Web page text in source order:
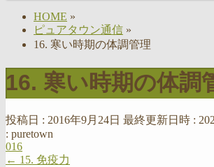
HOME »
ピュアタウン通信 »
16. 寒い時期の体調管理
16. 寒い時期の体調
投稿日 : 2016年9月24日 最終更新日時 :
: puretown
016
← 15. 免疫力